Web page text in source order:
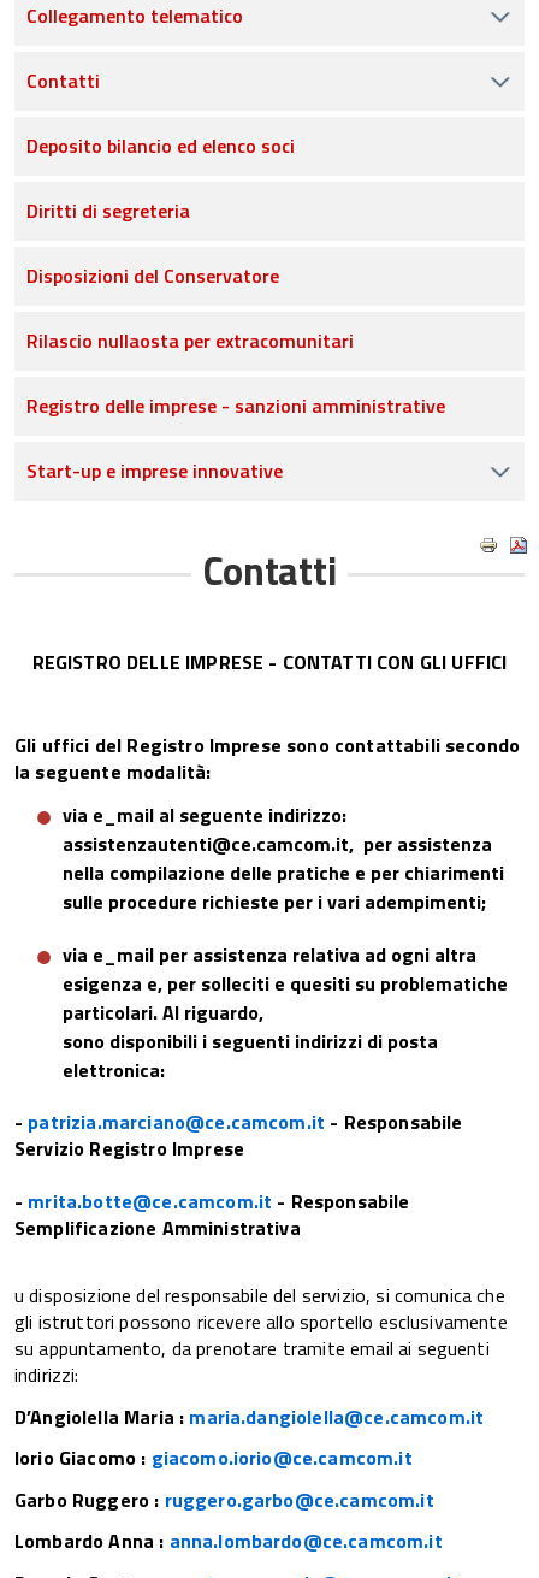
Collegamento telematico
Contatti
Deposito bilancio ed elenco soci
Diritti di segreteria
Disposizioni del Conservatore
Rilascio nullaosta per extracomunitari
Registro delle imprese - sanzioni amministrative
Start-up e imprese innovative
Contatti
REGISTRO DELLE IMPRESE - CONTATTI CON GLI UFFICI
Gli uffici del Registro Imprese sono contattabili secondo
la seguente modalità:
via e_mail al seguente indirizzo:
assistenzautenti@ce.camcom.it, per assistenza
nella compilazione delle pratiche e per chiarimenti
sulle procedure richieste per i vari adempimenti;
via e_mail per assistenza relativa ad ogni altra
esigenza e, per solleciti e quesiti su problematiche
particolari. Al riguardo,
sono disponibili i seguenti indirizzi di posta
elettronica:
- patrizia.marciano@ce.camcom.it - Responsabile
Servizio Registro Imprese
- mrita.botte@ce.camcom.it - Responsabile
Semplificazione Amministrativa
u disposizione del responsabile del servizio, si comunica che
gli istruttori possono ricevere allo sportello esclusivamente
su appuntamento, da prenotare tramite email ai seguenti
indirizzi:
D’Angiolella Maria : maria.dangiolella@ce.camcom.it
Iorio Giacomo : giacomo.iorio@ce.camcom.it
Garbo Ruggero : ruggero.garbo@ce.camcom.it
Lombardo Anna : anna.lombardo@ce.camcom.it